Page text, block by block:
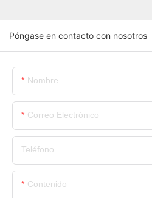
Póngase en contacto con nosotros
Nombre
Correo Electrónico
Teléfono
Contenido